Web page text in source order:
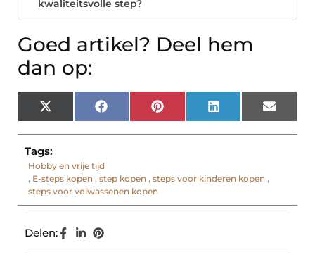
kwaliteitsvolle step?
Goed artikel? Deel hem
dan op:
X
(Twitter)
Facebook Pinterest LinkedIn Email
Tags:
Hobby en vrije tijd
, E-steps kopen , step kopen , steps voor kinderen kopen ,
steps voor volwassenen kopen
Delen: